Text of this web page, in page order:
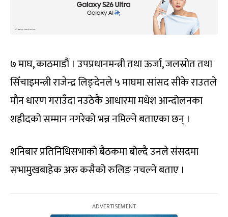
७ माघ, काठमाडौं । उपप्रधानमन्त्री तथा ऊर्जा, जलस्रोत तथा
सिँचाइमन्त्री राजेन्द्र लिङ्देनले ५ माघमा सांसद सीके राउतले
मौन धारण गराउँदा नउठेकै आधारमा मधेश आन्दोलनका
शहीदको सम्मान नगरेको भन्न नमिल्ने बताएका छन् ।
शनिबार प्रतिनिधिसभाको बैठकमा बोल्दै उनले संसदमा
सभामुखबाहेक अरु कसैको रुलिङ नचल्ने बताए ।